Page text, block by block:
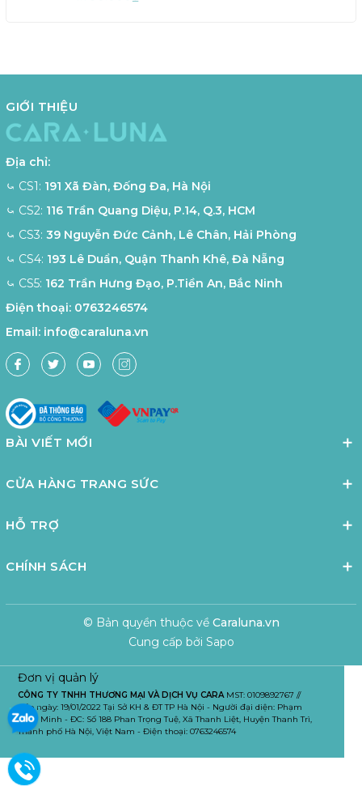
GIỚI THIỆU
Địa chỉ:
⤿ CS1: 191 Xã Đàn, Đống Đa, Hà Nội
⤿ CS2: 116 Trần Quang Diệu, P.14, Q.3, HCM
⤿ CS3: 39 Nguyễn Đức Cảnh, Lê Chân, Hải Phòng
⤿ CS4: 193 Lê Duẩn, Quận Thanh Khê, Đà Nẵng
⤿ CS5: 162 Trần Hưng Đạo, P.Tiền An, Bắc Ninh
Điện thoại: 0763246574
Email: info@caraluna.vn
BÀI VIẾT MỚI
CỬA HÀNG TRANG SỨC
HỖ TRỢ
CHÍNH SÁCH
© Bản quyền thuộc về Caraluna.vn
Cung cấp bởi Sapo
Đơn vị quản lý
CÔNG TY TNHH THƯƠNG MẠI VÀ DỊCH VỤ CARAMST: 0109892767 //
Cấp ngày: 19/01/2022 Tại Sở KH & ĐT TP Hà Nội - Người đại diện: Phạm
Tuấn Minh - ĐC: Số 188 Phan Trọng Tuệ, Xã Thanh Liệt, Huyện Thanh Trì,
Thành phố Hà Nội, Việt Nam - Điện thoại: 0763246574